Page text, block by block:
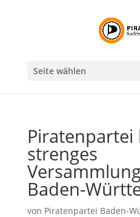
Seite wählen
strenges
Baden-
von Piratenpartei Baden-